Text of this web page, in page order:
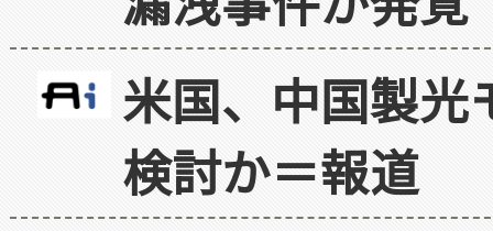
米国、中国製光
検討か＝報道